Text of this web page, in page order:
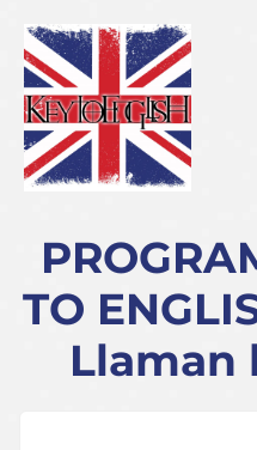
TO
Llaman